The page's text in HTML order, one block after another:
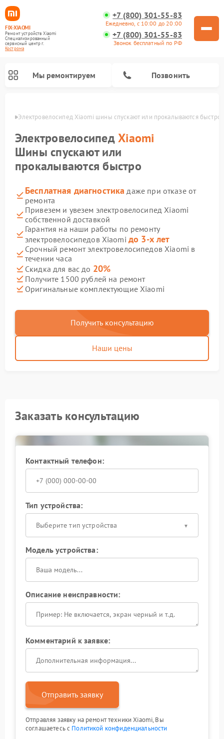
FIX-XIAOMI
Ремонт устройств Xiaomi
Специализированный
cервисный центр г.
Кострома
+7 (800) 301-55-83
Ежедневно, с 10:00 до 20:00
+7 (800) 301-55-83
Звонок бесплатный по РФ
Мы ремонтируем Позвонить
Электровелосипед Xiaomi шины спускают или прокалываются быстро
ЭлектровелосипедXiaomi
Шины спускают или
прокалываются быстро
Бесплатная диагностика даже при отказе от
ремонта
Привезем и увезем электровелосипед Xiaomi
собственной доставкой
Гарантия на наши работы по ремонту
электровелосипедов Xiaomi до 3-х лет
Срочный ремонт электровелосипедов Xiaomi в
течении часа
Скидка для вас до 20%
Получите 1500 рублей на ремонт
Оригинальные комплектующие Xiaomi
Получить консультацию
Наши цены
Заказать консультацию
Контактный телефон:
Тип устройства:
Выберите тип устройства
Модель устройства:
Описание неисправности:
Комментарий к заявке:
Отправить заявку
Отправляя заявку на ремонт техники Xiaomi, Вы
соглашаетесь с Политикой конфиденциальности